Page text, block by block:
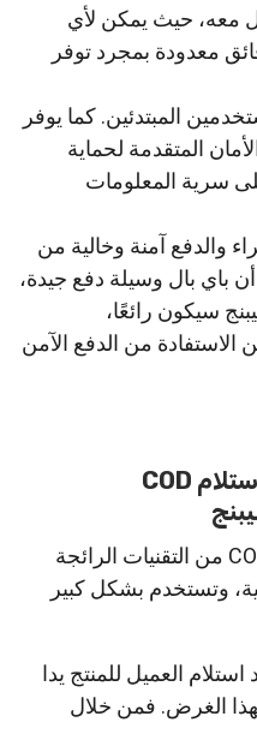
معه، حيث يمكن لأي
معدودة بمجرد توفر
المبتدئين. كما يوفر
المتقدمة لحماية
سرية المعلومات
والدفع آمنة وخالية من
باي بال وسيلة دفع جيدة،
سيكون رائعًا،
من الدفع الآمن
شرح مفصل للدفع عند الإستلام COD
تعتبر تقنية الدفع عند الإستلام COD من التقنيات الرائجة
وتستخدم بشكل كبير
العميل للمنتج يدا
لهذا الغرض. فمن خلال